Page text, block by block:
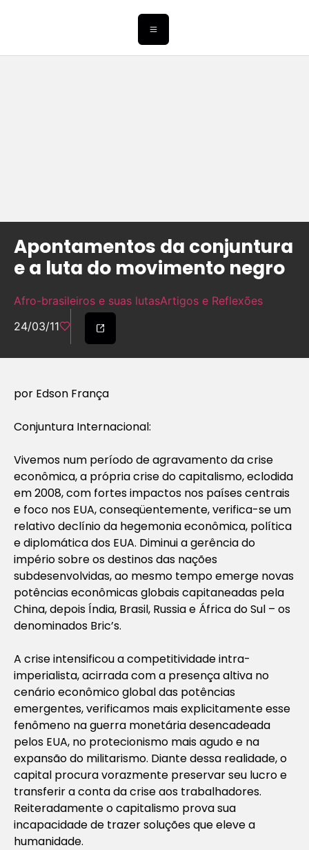
Apontamentos da conjuntura
e a luta do movimento negro
Afro-brasileiros e suas lutasArtigos e Reflexões
24/03/11
por Edson França
Conjuntura Internacional:
Vivemos num período de agravamento da crise
econômica, a própria crise do capitalismo, eclodida
em 2008, com fortes impactos nos países centrais
e foco nos EUA, conseqüentemente, verifica-se um
relativo declínio da hegemonia econômica, política
e diplomática dos EUA. Diminui a gerência do
império sobre os destinos das nações
subdesenvolvidas, ao mesmo tempo emerge novas
potências econômicas globais capitaneadas pela
China, depois Índia, Brasil, Russia e África do Sul – os
denominados Bric’s.
A crise intensificou a competitividade intra-
imperialista, acirrada com a presença altiva no
cenário econômico global das potências
emergentes, verificamos mais explicitamente esse
fenômeno na guerra monetária desencadeada
pelos EUA, no protecionismo mais agudo e na
expansão do militarismo. Diante dessa realidade, o
capital procura vorazmente preservar seu lucro e
transferir a conta da crise aos trabalhadores.
Reiteradamente o capitalismo prova sua
incapacidade de trazer soluções que eleve a
humanidade.